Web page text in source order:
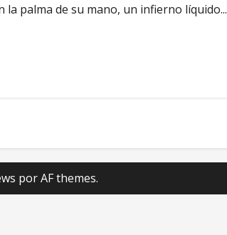
palma de su mano, un infierno líquido...
por AF themes.